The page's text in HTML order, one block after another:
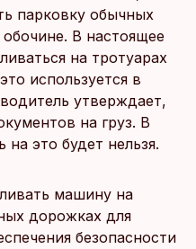
парковку обычных
В настоящее
на тротуарах
используется в
утверждает,
на груз. В
это будет нельзя.
машину на
дорожках для
безопасности